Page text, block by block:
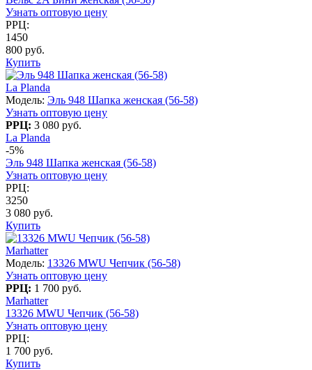
Узнать оптовую цену
РРЦ:
1450
800 руб.
Купить
La Planda
Модель: Эль 948 Шапка женская (56-58)
Узнать оптовую цену
РРЦ: 3 080 руб.
La Planda
-5%
Эль 948 Шапка женская (56-58)
Узнать оптовую цену
РРЦ:
3250
3 080 руб.
Купить
Marhatter
Модель: 13326 MWU Чепчик (56-58)
Узнать оптовую цену
РРЦ: 1 700 руб.
Marhatter
13326 MWU Чепчик (56-58)
Узнать оптовую цену
РРЦ:
1 700 руб.
Купить